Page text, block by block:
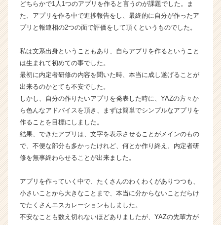
届
く
就
サ
イ
チ
ア
キ
ャ
リ
ア
（C
e
r
C
a
r
どちらかで1人1つのアプリを作ると言うのが課題でした。ま
た、アプリを作る中で進捗報告をし、最終的に自分が作ったア
プリと報連相の2つの面で評価をして頂くというものでした。
私は文系出身ということもあり、自らアプリを作るということ
は生まれて初めての事でした。
最初に内定者研修の内容を聞いた時、本当に成し遂げることが
出来るのかとても不安でした。
しかし、自分の作りたいアプリを発表した時に、YAZの方々か
ら色んなアドバイスを頂き、まずは簡単でシンプルなアプリを
作ることを目標にしました。
結果、できたアプリは、文字を表示させることがメインのもの
で、不便な部分も多かったけれど、何とか作り終え、内定者研
修を無事終わらせることが出来ました。
アプリを作っていく中で、たくさんのわくわくがありつつも、
小さいことから大きなことまで、本当に分からないことだらけ
でたくさんエスカレーションもしました。
不安なことも数え切れないほどありましたが、YAZの先輩方が